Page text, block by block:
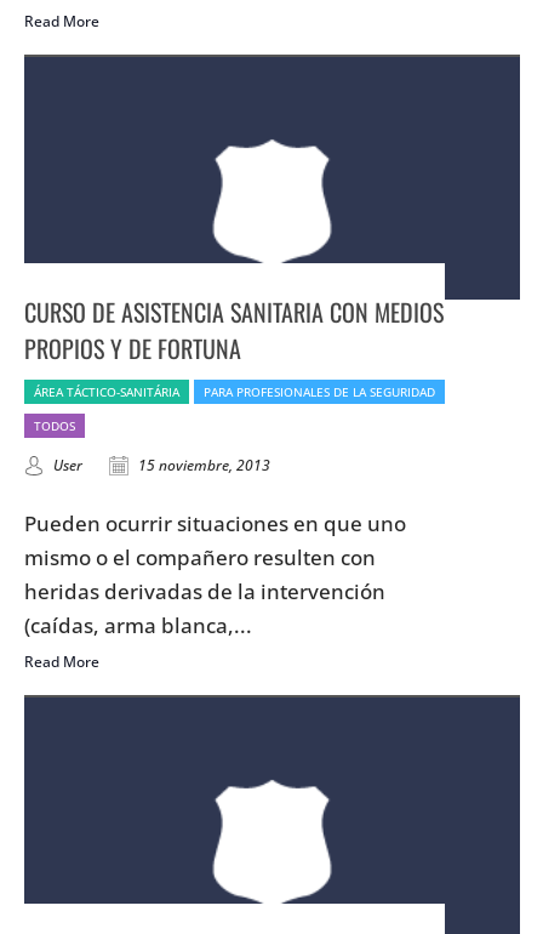
Read More
CURSO DE ASISTENCIA SANITARIA CON MEDIOS
PROPIOS Y DE FORTUNA
ÁREA TÁCTICO-SANITÁRIA
PARA PROFESIONALES DE LA SEGURIDAD
TODOS
User 15 noviembre, 2013
Pueden ocurrir situaciones en que uno
mismo o el compañero resulten con
heridas derivadas de la intervención
(caídas, arma blanca,...
Read More